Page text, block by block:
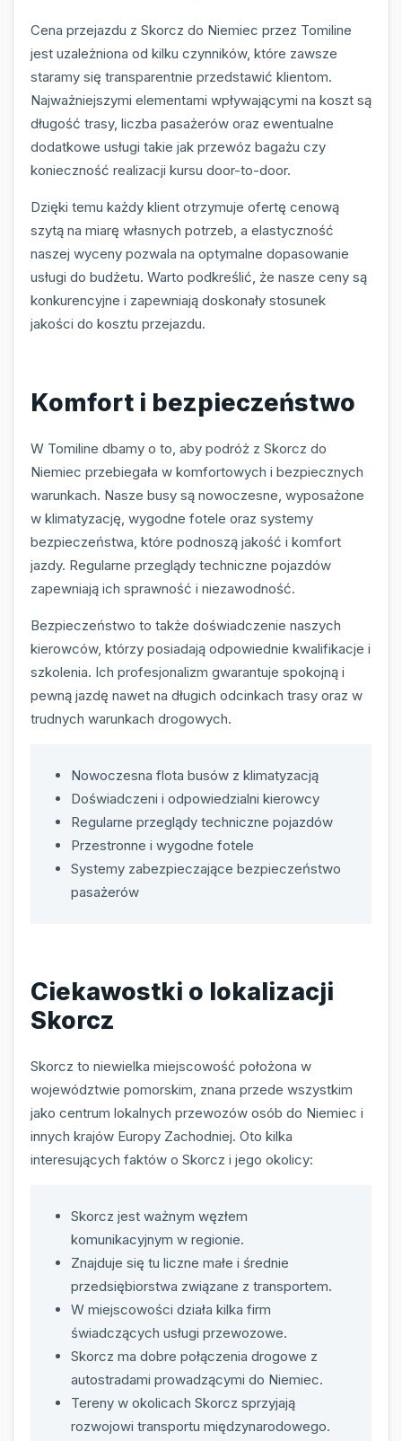
Cena przejazdu z Skorcz do Niemiec przez Tomiline
jest uzależniona od kilku czynników, które zawsze
staramy się transparentnie przedstawić klientom.
Najważniejszymi elementami wpływającymi na koszt są
długość trasy, liczba pasażerów oraz ewentualne
dodatkowe usługi takie jak przewóz bagażu czy
konieczność realizacji kursu door-to-door.
Dzięki temu każdy klient otrzymuje ofertę cenową
szytą na miarę własnych potrzeb, a elastyczność
naszej wyceny pozwala na optymalne dopasowanie
usługi do budżetu. Warto podkreślić, że nasze ceny są
konkurencyjne i zapewniają doskonały stosunek
jakości do kosztu przejazdu.
Komfort i bezpieczeństwo
W Tomiline dbamy o to, aby podróż z Skorcz do
Niemiec przebiegała w komfortowych i bezpiecznych
warunkach. Nasze busy są nowoczesne, wyposażone
w klimatyzację, wygodne fotele oraz systemy
bezpieczeństwa, które podnoszą jakość i komfort
jazdy. Regularne przeglądy techniczne pojazdów
zapewniają ich sprawność i niezawodność.
Bezpieczeństwo to także doświadczenie naszych
kierowców, którzy posiadają odpowiednie kwalifikacje i
szkolenia. Ich profesjonalizm gwarantuje spokojną i
pewną jazdę nawet na długich odcinkach trasy oraz w
trudnych warunkach drogowych.
Nowoczesna flota busów z klimatyzacją
Doświadczeni i odpowiedzialni kierowcy
Regularne przeglądy techniczne pojazdów
Przestronne i wygodne fotele
Systemy zabezpieczające bezpieczeństwo
pasażerów
Ciekawostki o lokalizacji
Skorcz
Skorcz to niewielka miejscowość położona w
województwie pomorskim, znana przede wszystkim
jako centrum lokalnych przewozów osób do Niemiec i
innych krajów Europy Zachodniej. Oto kilka
interesujących faktów o Skorcz i jego okolicy:
Skorcz jest ważnym węzłem
komunikacyjnym w regionie.
Znajduje się tu liczne małe i średnie
przedsiębiorstwa związane z transportem.
W miejscowości działa kilka firm
świadczących usługi przewozowe.
Skorcz ma dobre połączenia drogowe z
autostradami prowadzącymi do Niemiec.
Tereny w okolicach Skorcz sprzyjają
rozwojowi transportu międzynarodowego.